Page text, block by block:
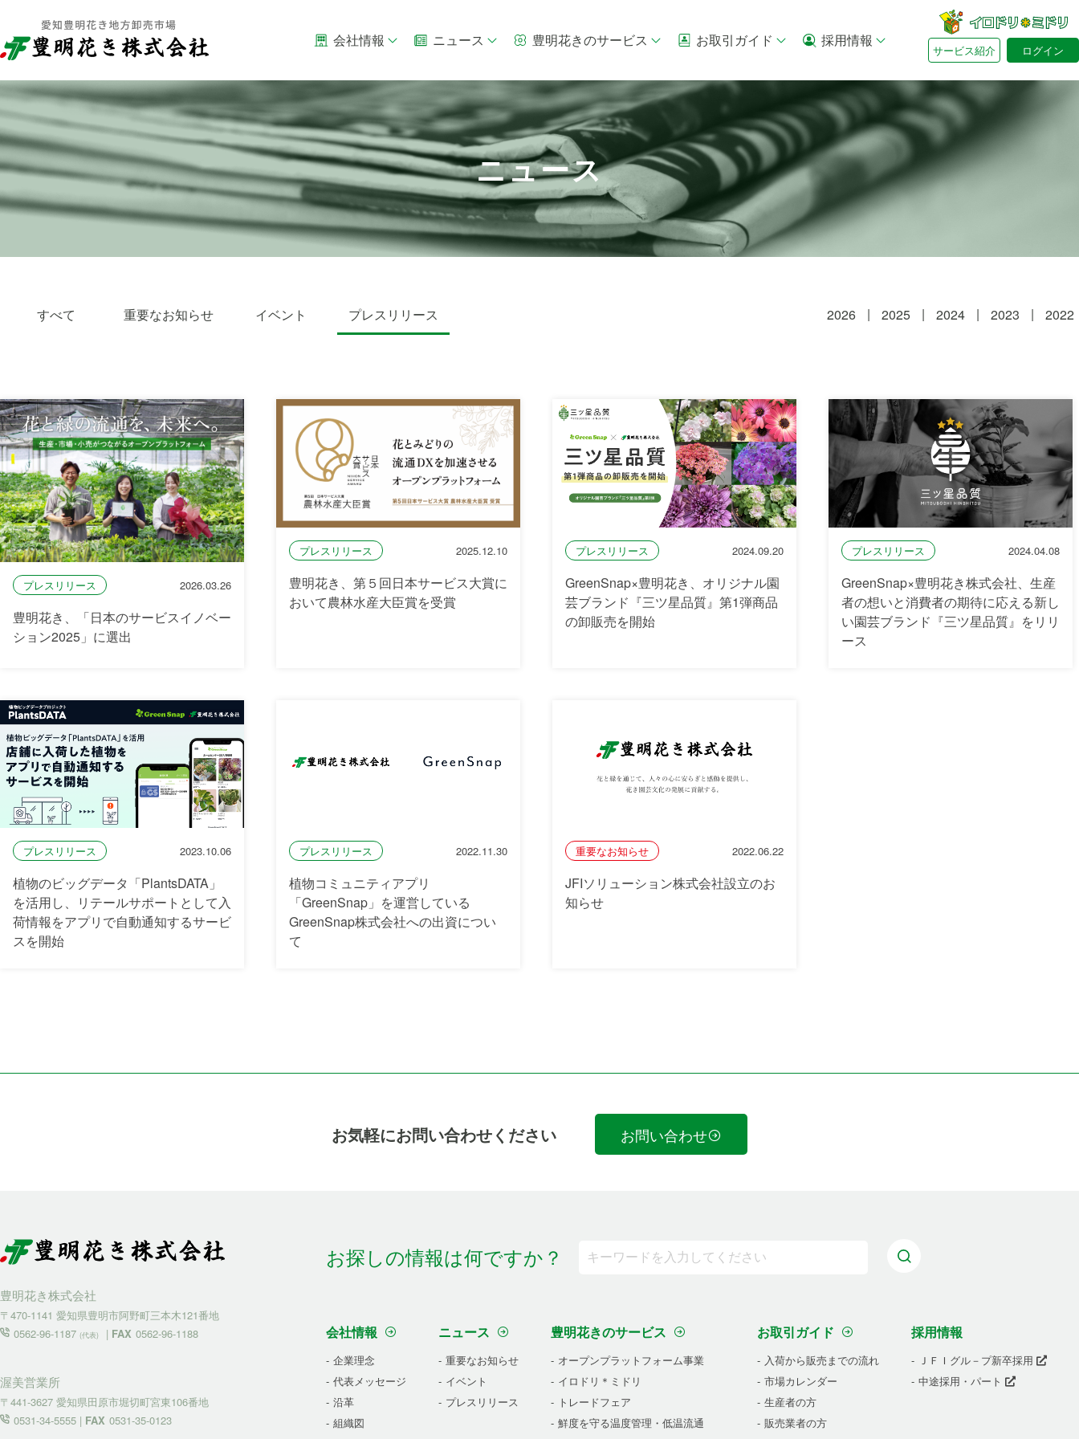
会社情報 ニュース 豊明花きのサービス お取引ガイド 採用情報
サービス紹介 ログイン
ニュース
すべて 重要なお知らせ イベント プレスリリース 2026 2025 2024 2023 2022
プレスリリース 2026.03.26
豊明花き、「日本のサービスイノベー
ション2025」に選出
プレスリリース 2025.12.10
豊明花き、第５回日本サービス大賞に
おいて農林水産大臣賞を受賞
プレスリリース 2024.09.20
GreenSnap×豊明花き、オリジナル園
芸ブランド『三ツ星品質』第1弾商品
の卸販売を開始
プレスリリース 2024.04.08
GreenSnap×豊明花き株式会社、生産
者の想いと消費者の期待に応える新し
い園芸ブランド『三ツ星品質』をリリ
ース
プレスリリース 2023.10.06
植物のビッグデータ「PlantsDATA」
を活用し、リテールサポートとして入
荷情報をアプリで自動通知するサービ
スを開始
プレスリリース 2022.11.30
植物コミュニティアプリ
「GreenSnap」を運営している
GreenSnap株式会社への出資につい
て
重要なお知らせ 2022.06.22
JFIソリューション株式会社設立のお
知らせ
お気軽にお問い合わせください お問い合わせ
豊明花き株式会社
〒470-1141 愛知県豊明市阿野町三本木121番地
0562-96-1187 (代表) | FAX 0562-96-1188
渥美営業所
〒441-3627 愛知県田原市堀切町宮東106番地
0531-34-5555 | FAX 0531-35-0123
お探しの情報は何ですか？
会社情報
企業理念
代表メッセージ
沿革
組織図
ニュース
重要なお知らせ
イベント
プレスリリース
豊明花きのサービス
オープンプラットフォーム事業
イロドリ＊ミドリ
トレードフェア
鮮度を守る温度管理・低温流通
お取引ガイド
入荷から販売までの流れ
市場カレンダー
生産者の方
販売業者の方
採用情報
ＪＦＩグル－プ新卒採用
中途採用・パート